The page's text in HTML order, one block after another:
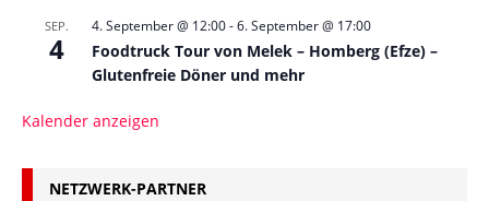
SEP.
4
4. September @ 12:00-6. September @ 17:00
Foodtruck Tour von Melek – Homberg (Efze) –
Glutenfreie Döner und mehr
Kalender anzeigen
NETZWERK-PARTNER